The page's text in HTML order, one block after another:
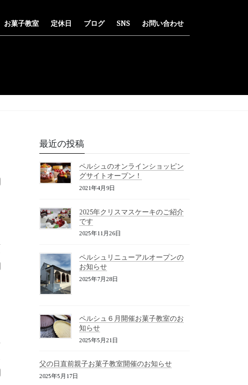
お菓子教室 定休日 ブログ SNS お問い合わせ
最近の投稿
ペルシュのオンラインショッピン
グサイトオープン！
2021年4月9日
2025年クリスマスケーキのご紹介
です
2025年11月26日
ペルシュリニューアルオープンの
お知らせ
2025年7月28日
ペルシュ６月開催お菓子教室のお
知らせ
2025年5月21日
父の日直前親子お菓子教室開催のお知らせ
2025年5月17日